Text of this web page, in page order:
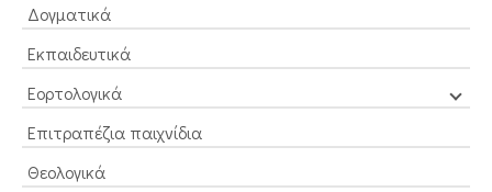
Δογματικά
Εκπαιδευτικά
Εορτολογικά
Επιτραπέζια παιχνίδια
Θεολογικά